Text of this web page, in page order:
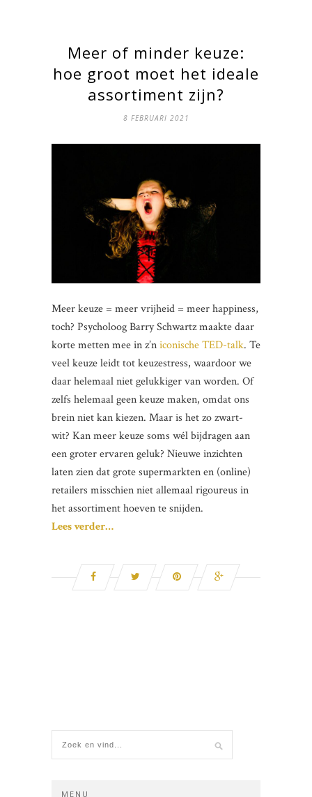
Meer of minder keuze:
hoe groot moet het ideale
assortiment zijn?
8 FEBRUARI 2021
Meer keuze = meer vrijheid = meer happiness,
toch? Psycholoog Barry Schwartz maakte daar
korte metten mee in z’niconische TED-talk. Te
veel keuze leidt tot keuzestress, waardoor we
daar helemaal niet gelukkiger van worden. Of
zelfs helemaal geen keuze maken, omdat ons
brein niet kan kiezen. Maar is het zo zwart-
wit? Kan meer keuze soms wél bijdragen aan
een groter ervaren geluk? Nieuwe inzichten
laten zien dat grote supermarkten en (online)
retailers misschien niet allemaal rigoureus in
het assortiment hoeven te snijden.
Lees verder…
MENU